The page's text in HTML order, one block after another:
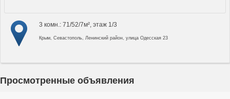
3 комн.: 71/52/7м², этаж 1/3
Крым, Севастополь, Ленинский район, улица Одесская 23
Просмотренные объявления